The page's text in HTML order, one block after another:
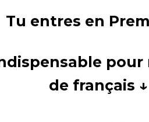
Tu entres en
de français ↓